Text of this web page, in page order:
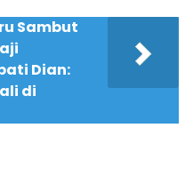
Sambut
Dian:
di